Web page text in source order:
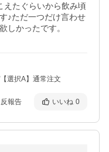
えたぐらいから飲み頃
♪ただ一つだけ言わせ
しかったです。
選択A】通常注文
報告 いいね 0